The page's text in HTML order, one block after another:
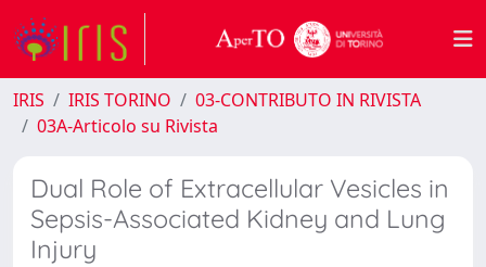
IRIS IRIS TORINO
03-CONTRIBUTO IN RIVISTA
03A-Articolo su Rivista
Dual Role of Extracellular Vesicles in
Sepsis-Associated Kidney and Lung
Injury